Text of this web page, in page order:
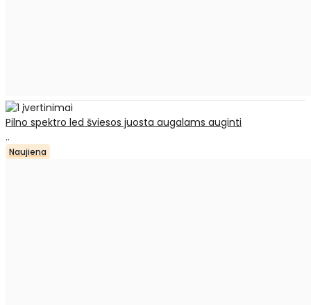
Pilno spektro led šviesos juosta augalams auginti
..
Naujiena